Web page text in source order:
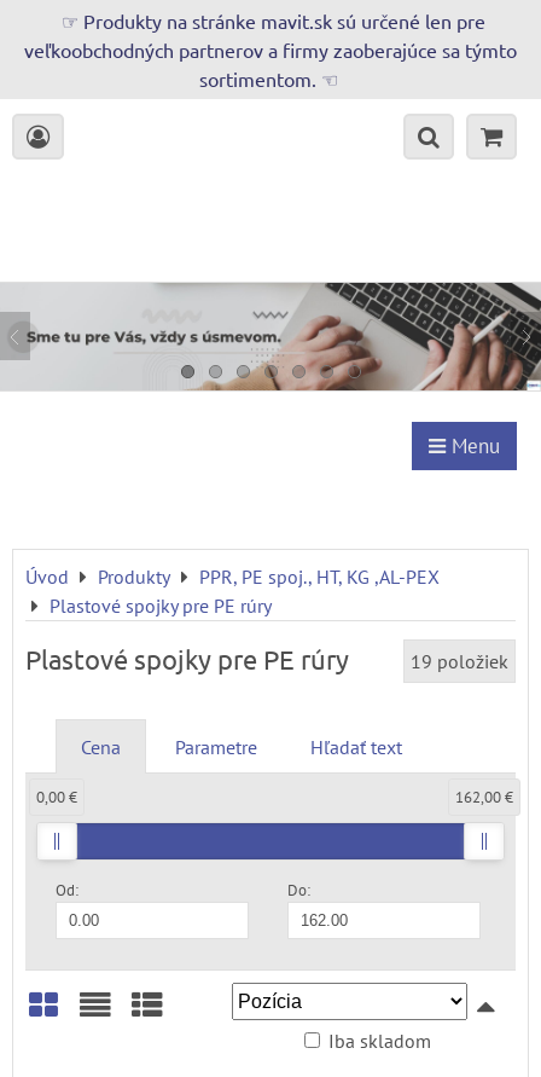
☞ Produkty na stránke mavit.sk sú určené len pre
veľkoobchodných partnerov a firmy zaoberajúce sa týmto
sortimentom. ☜
Menu
Úvod Produkty
PPR, PE spoj., HT, KG ,AL-PEX
Plastové spojky pre PE rúry
Plastové spojky pre PE rúry 19 položiek
Cena Parametre Hľadať text
Od: Do:
0,00 € 162,00 €
Iba skladom